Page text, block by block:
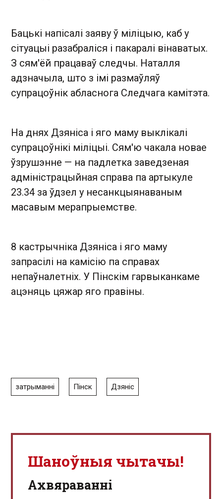
Бацькі напісалі заяву ў міліцыю, каб у
сітуацыі разабраліся і пакаралі вінаватых.
З сям'ёй працаваў следчы. Наталля
адзначыла, што з імі размаўляў
супрацоўнік абласнога Следчага камітэта.
На днях Дзяніса і яго маму выклікалі
супрацоўнікі міліцыі. Сям'ю чакала новае
ўзрушэнне — на падлетка заведзеная
адміністрацыйная справа па артыкуле
23.34 за ўдзел у несанкцыянаваным
масавым мерапрыемстве.
8 кастрычніка Дзяніса і яго маму
запрасілі на камісію па справах
непаўналетніх. У Пінскім гарвыканкаме
ацэняць цяжар яго правіны.
затрыманні Пінск Дзяніс
Шаноўныя чытачы!
Aхвяраванні